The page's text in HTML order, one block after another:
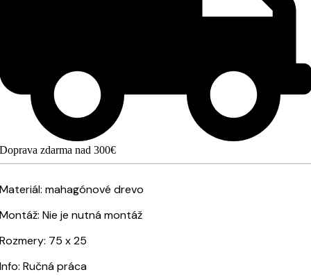
Doprava zdarma nad 300€
Materiál: mahagónové drevo
Montáž: Nie je nutná montáž
Rozmery: 75 x 25
Info: Ručná práca